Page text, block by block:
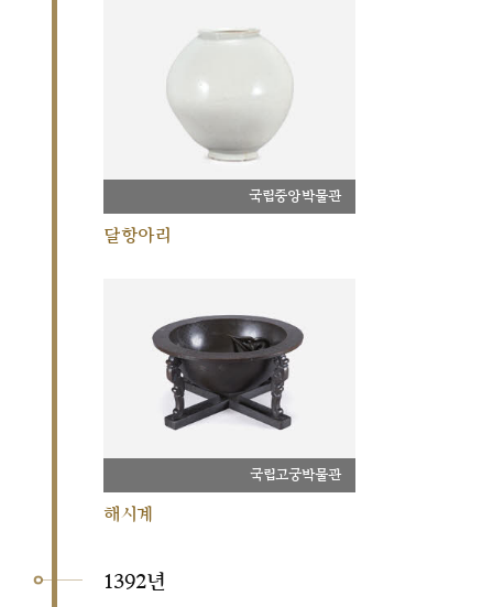
국립중앙박물관
달항아리
국립고궁박물관
해시계
1392년